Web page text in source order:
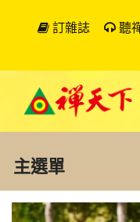
訂雜誌 聽
主選單